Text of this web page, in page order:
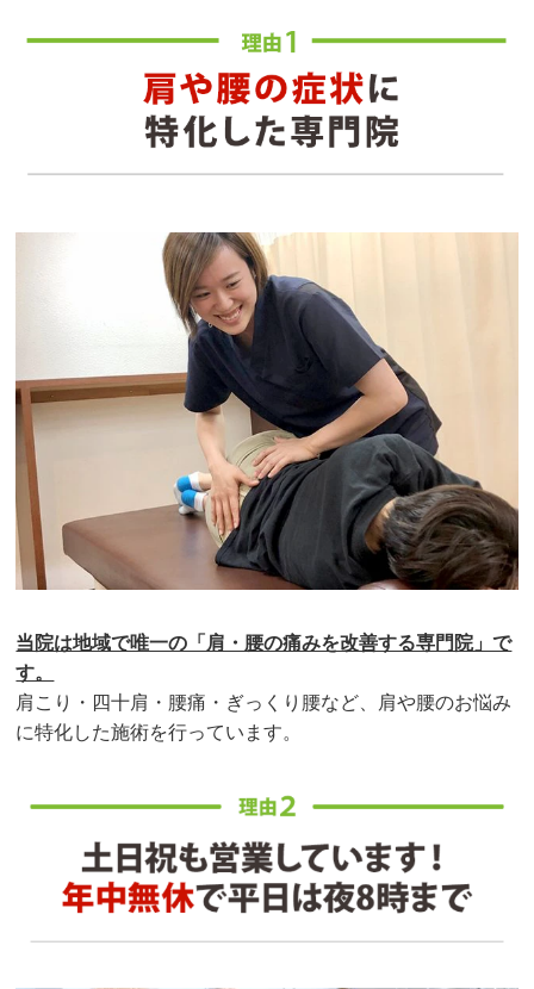
当院は地域で唯一の「肩・腰の痛みを改善する専門院」で
す。
肩こり・四十肩・腰痛・ぎっくり腰など、肩や腰のお悩み
に特化した施術を行っています。